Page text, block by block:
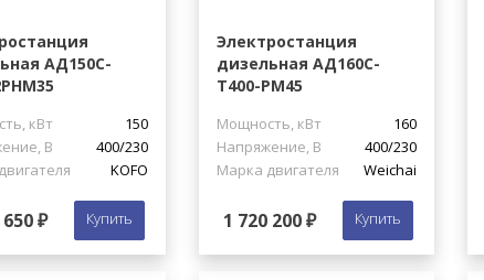
АД150С-
кВт
150
В
400/230
KOFO
₽ Купить
Электростанция
дизельная АД160С-
Т400-РМ45
Мощность, кВт
160
Напряжение, В
400/230
Марка двигателя
Weichai
1 720 200 ₽ Купить